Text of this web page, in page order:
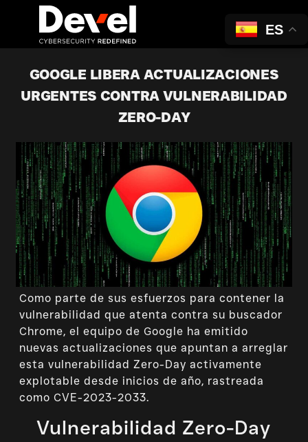
GOOGLE LIBERA ACTUALIZACIONES
URGENTES CONTRA VULNERABILIDAD
ZERO-DAY
Como parte de sus esfuerzos para contener la
vulnerabilidad que atenta contra su buscador
Chrome, el equipo de Google ha emitido
nuevas actualizaciones que apuntan a arreglar
esta vulnerabilidad Zero-Day activamente
explotable desde inicios de año, rastreada
como CVE-2023-2033.
Vulnerabilidad Zero-Day
ES